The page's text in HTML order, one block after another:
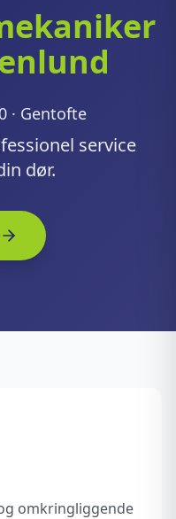
· Gentofte
service
dør.
omkringliggende